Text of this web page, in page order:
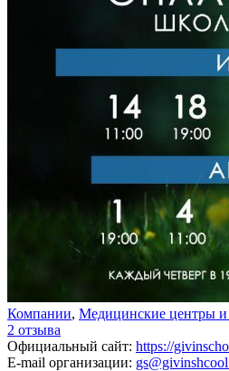
Компании, Медицинские центры
2 отзыва
Официальный сайт: https://
E-mail организации: